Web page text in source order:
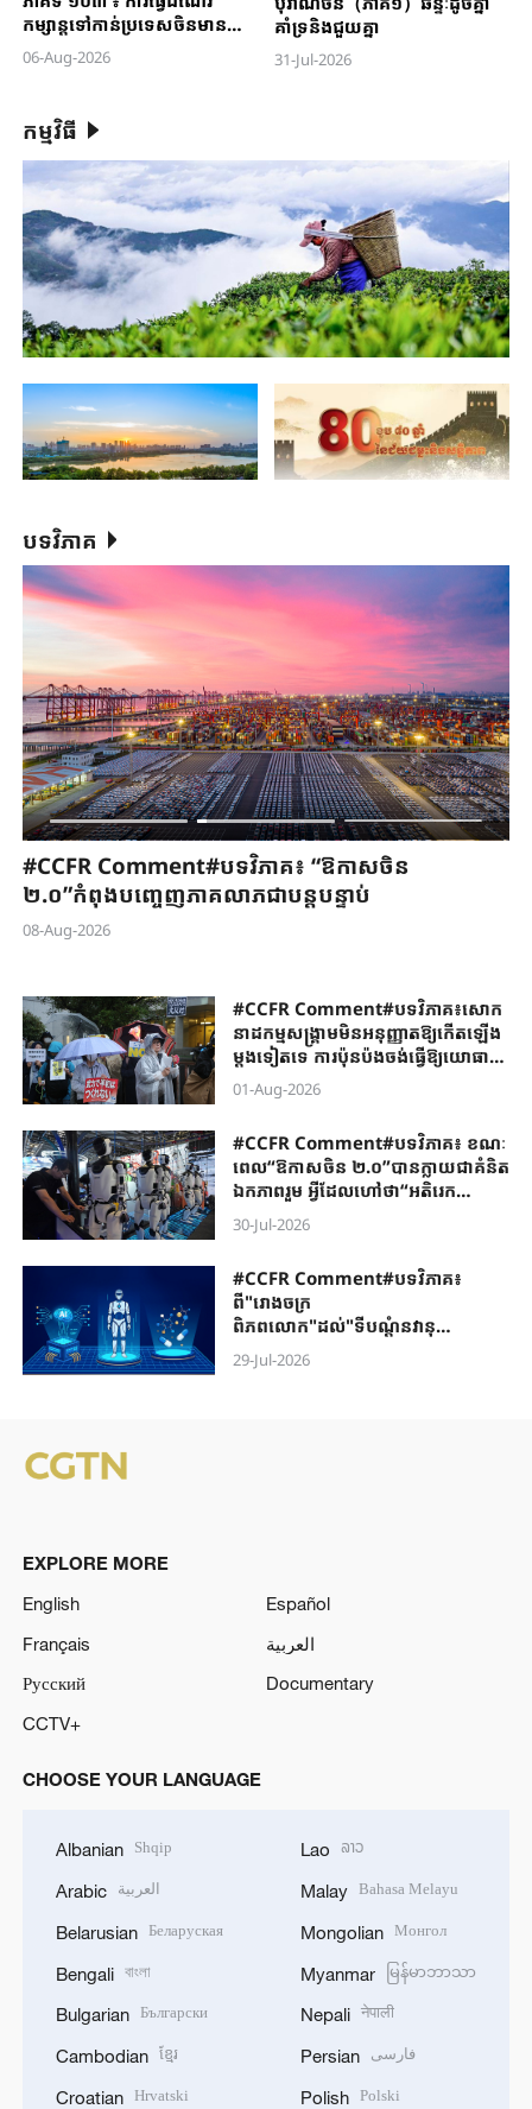
កម្សាន្ត​ទៅ​កាន់​ប្រទេស​ចិនមាន
ប្រជាប្រិយ ភាព ខ្លាំងលើពិភពលោក
06-Aug-2026
គាំទ្រនិងជួយគ្នា
31-Jul-2026
កម្មវិធី
បទវិភាគ
#CCFR ​Comment#បទវិភាគ​៖ “ឱកាសចិន
២.០”កំពុង​បញ្ចេញ​ភាគលាភ​ជាបន្តបន្ទាប់​
08-Aug-2026
#CCFR ​Comment#បទវិភាគ​៖សោក
នាដកម្ម​សង្គ្រាម​មិនអនុញ្ញាត​ឱ្យកើតឡើង​
ម្តងទៀត​ទេ​ ការប៉ុនប៉ង​ចង់ធ្វើឱ្យ​​យោធា
និយម​រស់ឡើងវិញ​មុខជានឹង​ទទួល​
បរាជ័យជាក់​ជា​មិន​ខា​ន​
01-Aug-2026
#CCFR Comment#បទវិភាគ៖ ខណៈ
ពេល“ឱកាសចិន ២.០”បានក្លាយជាគំនិត
ឯកភាពរួម អ្វីដែលហៅថា“អតិរេក
ផលិតកម្ម”គ្រាន់តែជាការព្រួយបារម្ភខាង
នយោបាយប៉ុណ្ណោះ
30-Jul-2026
#CCFR Comment#បទវិភាគ៖
ពី"រោងចក្រ
ពិភពលោក"ដល់"ទីបណ្តុំនវានុ
វត្តន៍សកល" តើ"ផលិតផលថ្មីបំផុត
ចំនួនបី"បង្កើតជាថ្មីឡើងវិញនូវមូលដ្ឋាន
29-Jul-2026
EXPLORE MORE
English
Español
Français
العربية
Русский
Documentary
CCTV+
CHOOSE YOUR LANGUAGE
Albanian Shqip
Arabic العربية
Belarusian Беларуская
Bengali বাংলা
Bulgarian Български
Cambodian ខ្មែរ
Croatian Hrvatski
Lao ລາວ
Malay Bahasa Melayu
Mongolian Монгол
Myanmar မြန်မာဘာသာ
Nepali नेपाली
Persian فارسی
Polish Polski